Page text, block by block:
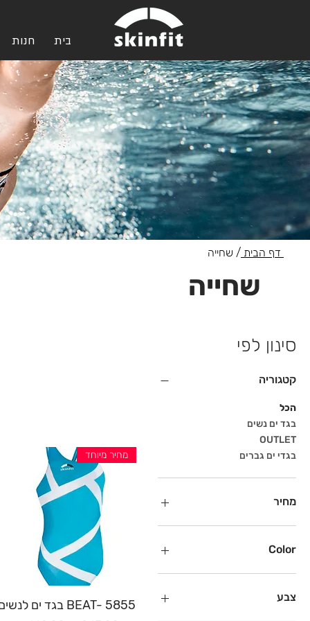
בית
חנות
דף הבית / שחייה
שחייה
סינון לפי
קטגוריה
הכל
בגד ים נשים
OUTLET
בגדי ים גברים
מחיר
Color
צבע תצוגה מהירה
מחיר מיוחד
BEAT- 5855 בגד ים לנשים